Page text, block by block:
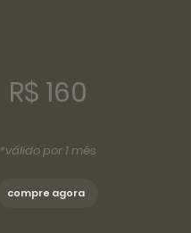
R$ 160
*válido por 1 mês
compre agora